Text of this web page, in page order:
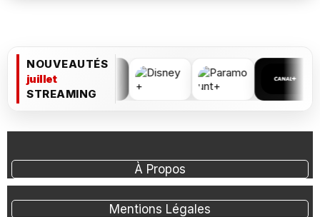
NOUVEAUTÉS
juillet
STREAMING
À Propos
Mentions Légales